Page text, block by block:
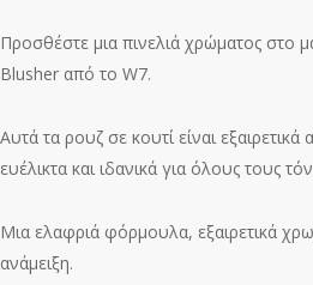
Προσθέστε μια πινελιά χρώματος στο
Blusher από το W7.
Αυτά τα ρουζ σε κουτί είναι εξαιρετικά
ευέλικτα και ιδανικά για όλους τους
Μια ελαφριά φόρμουλα, εξαιρετικά
ανάμειξη.